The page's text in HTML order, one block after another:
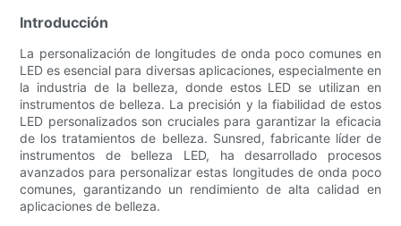
Introducción
La personalización de longitudes de onda poco comunes en
LED es esencial para diversas aplicaciones, especialmente en
la industria de la belleza, donde estos LED se utilizan en
instrumentos de belleza. La precisión y la fiabilidad de estos
LED personalizados son cruciales para garantizar la eficacia
de los tratamientos de belleza. Sunsred, fabricante líder de
instrumentos de belleza LED, ha desarrollado procesos
avanzados para personalizar estas longitudes de onda poco
comunes, garantizando un rendimiento de alta calidad en
aplicaciones de belleza.